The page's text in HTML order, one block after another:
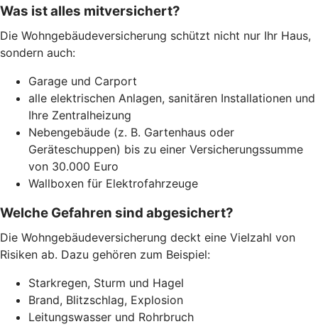
Was ist alles mitversichert?
Die Wohngebäudeversicherung schützt nicht nur Ihr Haus,
sondern auch:
Garage und Carport
alle elektrischen Anlagen, sanitären Installationen und
Ihre Zentralheizung
Nebengebäude (z. B. Gartenhaus oder
Geräteschuppen) bis zu einer Versicherungssumme
von 30.000 Euro
Wallboxen für Elektrofahrzeuge
Welche Gefahren sind abgesichert?
Die Wohngebäudeversicherung deckt eine Vielzahl von
Risiken ab. Dazu gehören zum Beispiel:
Starkregen, Sturm und Hagel
Brand, Blitzschlag, Explosion
Leitungswasser und Rohrbruch